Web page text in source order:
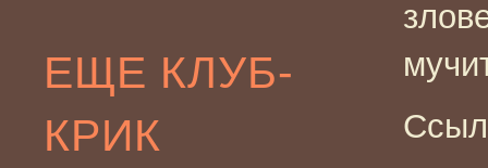
ЕЩЕ КЛУБ-
КРИК